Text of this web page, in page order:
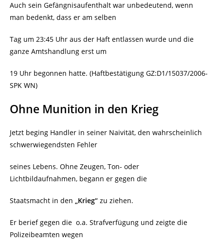
Auch sein Gefängnisaufenthalt war unbedeutend, wenn
man bedenkt, dass er am selben
Tag um 23:45 Uhr aus der Haft entlassen wurde und die
ganze Amtshandlung erst um
19 Uhr begonnen hatte. (Haftbestätigung GZ:D1/15037/2006-
SPK WN)
Ohne Munition in den Krieg
Jetzt beging Handler in seiner Naivität, den wahrscheinlich
schwerwiegendsten Fehler
seines Lebens. Ohne Zeugen, Ton- oder
Lichtbildaufnahmen, begann er gegen die
Staatsmacht in den „Krieg“ zu ziehen.
Er berief gegen die o.a. Strafverfügung und zeigte die
Polizeibeamten wegen